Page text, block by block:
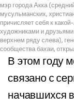
мэр города Акка
мусульманских,
причисляет себя к
художниками и
верхнем ряду слева),
сообщества бахаи,
В этом году
связано с
начавшихся